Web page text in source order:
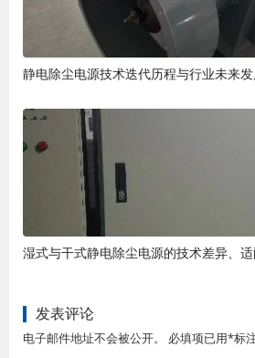
静电除尘电源技术迭代历程与行业未来
湿式与干式静电除尘电源的技术差异、
发表评论
电子邮件地址不会被公开。 必填项已用*标